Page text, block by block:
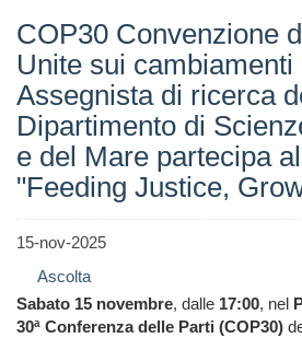
COP30 Convenzione
Unite sui
Assegnista di ricerca
Dipartimento di
e del Mare partecipa
"Feeding Justice,
15-nov-2025
Ascolta
Sabato 15 novembre, dalle 17:00, nel
30ª Conferenza delle Parti (COP30)